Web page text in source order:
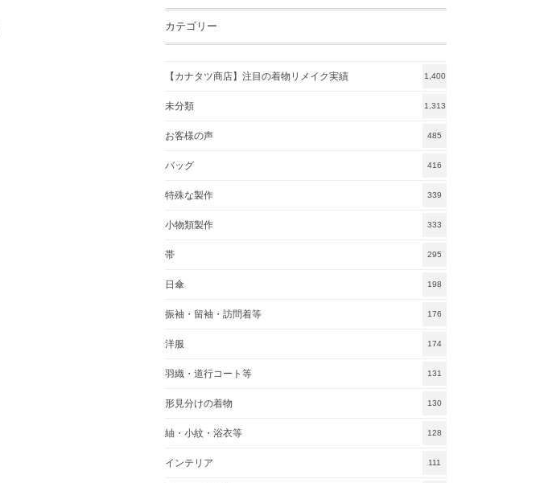
カテゴリー
【カナタツ商店】注目の着物リメイク実績 1,400
未分類 1,313
お客様の声 485
バッグ 416
特殊な製作 339
小物類製作 333
帯 295
日傘 198
振袖・留袖・訪問着等 176
洋服 174
羽織・道行コート等 131
形見分けの着物 130
紬・小紋・浴衣等 128
インテリア 111